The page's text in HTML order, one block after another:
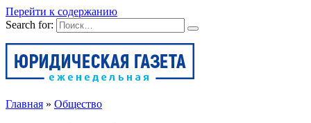
Перейти к содержанию
Search for:
Главная » Общество